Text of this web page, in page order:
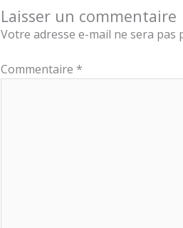
Laisser un commentaire
Votre adresse e-mail ne sera pas
Commentaire *